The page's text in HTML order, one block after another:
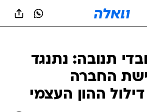
תנובה: נתנגד
החברה
ההון העצמי